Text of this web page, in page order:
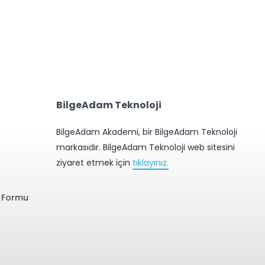
BilgeAdam Teknoloji
BilgeAdam Akademi, bir BilgeAdam Teknoloji
markasıdır. BilgeAdam Teknoloji web sitesini
ziyaret etmek için tıklayınız.